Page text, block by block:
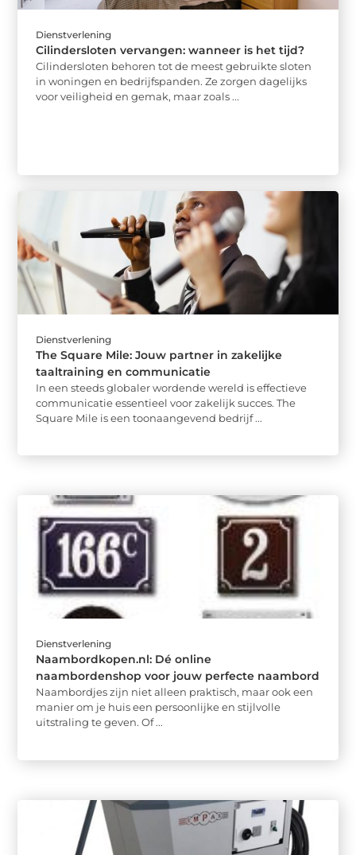
Dienstverlening
Cilindersloten vervangen: wanneer is het tijd?
Cilindersloten behoren tot de meest gebruikte sloten
in woningen en bedrijfspanden. Ze zorgen dagelijks
voor veiligheid en gemak, maar zoals ...
Dienstverlening
The Square Mile: Jouw partner in zakelijke
taaltraining en communicatie
In een steeds globaler wordende wereld is effectieve
communicatie essentieel voor zakelijk succes. The
Square Mile is een toonaangevend bedrijf ...
Dienstverlening
Naambordkopen.nl: Dé online
naambordenshop voor jouw perfecte naambord
Naambordjes zijn niet alleen praktisch, maar ook een
manier om je huis een persoonlijke en stijlvolle
uitstraling te geven. Of ...